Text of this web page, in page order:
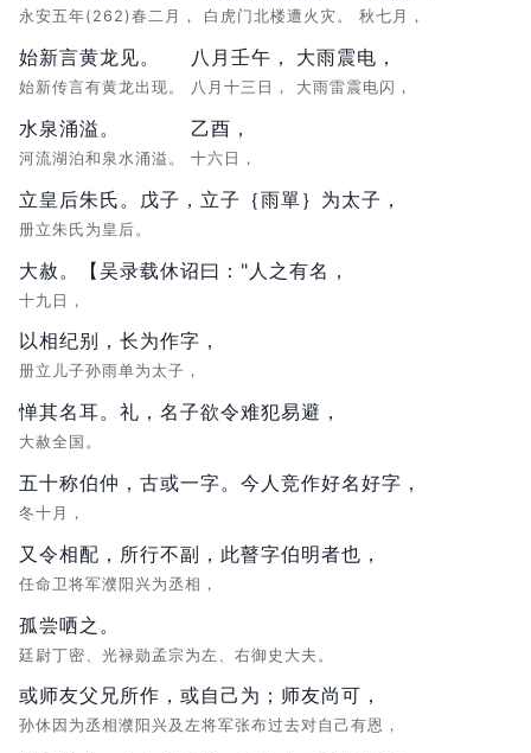
永安五年(262)春二月， 白虎门北楼遭火灾。 秋七月，
始新言黄龙见。
始新传言有黄龙出现。
八月壬午，
八月十三日，
大雨震电，
大雨雷震电闪，
水泉涌溢。
河流湖泊和泉水涌溢。
乙酉，
十六日，
立皇后朱氏。戊子，立子｛雨單｝为太子，
册立朱氏为皇后。
大赦。【吴录载休诏曰："人之有名，
十九日，
以相纪别，长为作字，
册立儿子孙雨单为太子，
惮其名耳。礼，名子欲令难犯易避，
大赦全国。
五十称伯仲，古或一字。今人竞作好名好字，
冬十月，
又令相配，所行不副，此瞽字伯明者也，
任命卫将军濮阳兴为丞相，
孤尝哂之。
廷尉丁密、光禄勋孟宗为左、右御史大夫。
或师友父兄所作，或自己为；师友尚可，
孙休因为丞相濮阳兴及左将军张布过去对自己有恩，